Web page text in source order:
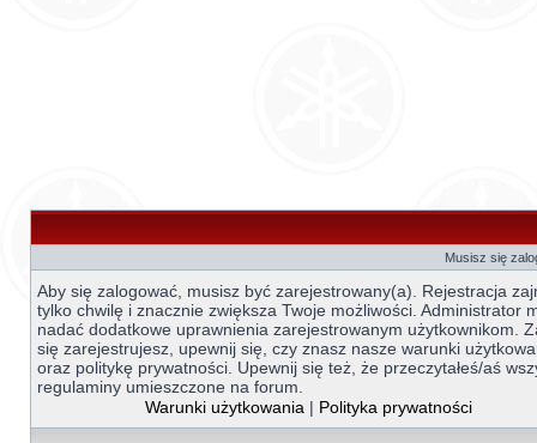
Musisz się
Aby się zalogować, musisz być zarejestrowany(a). Rejestracja
tylko chwilę i znacznie zwiększa Twoje możliwości. Administrator
nadać dodatkowe uprawnienia zarejestrowanym użytkownikom.
się zarejestrujesz, upewnij się, czy znasz nasze warunki
oraz politykę prywatności. Upewnij się też, że przeczytałeś/aś
regulaminy umieszczone na forum.
Warunki użytkowania | Polityka prywatności